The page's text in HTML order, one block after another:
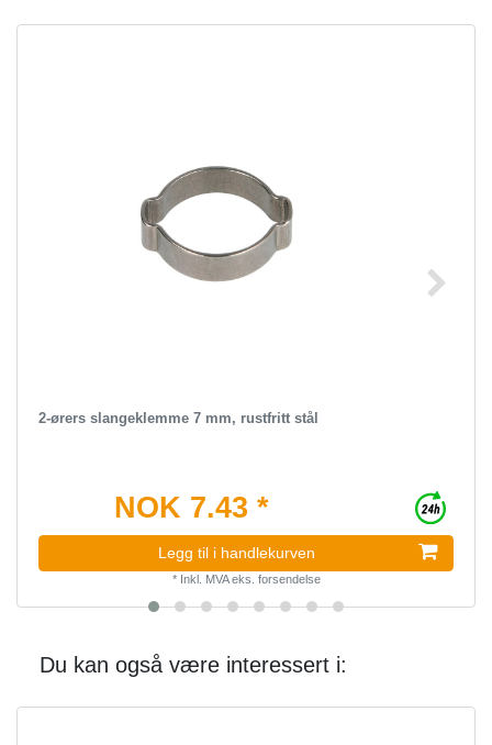
2-ørers slangeklemme 7 mm, rustfritt stål
NOK 7.43 *
Legg til i handlekurven
* Inkl. MVAeks. forsendelse
Du kan også være interessert i: